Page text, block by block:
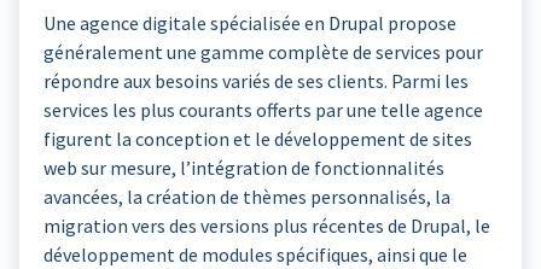
Une agence digitale spécialisée en Drupal propose
généralement une gamme complète de services pour
répondre aux besoins variés de ses clients. Parmi les
services les plus courants offerts par une telle agence
figurent la conception et le développement de sites
web sur mesure, l’intégration de fonctionnalités
avancées, la création de thèmes personnalisés, la
migration vers des versions plus récentes de Drupal, le
développement de modules spécifiques, ainsi que le